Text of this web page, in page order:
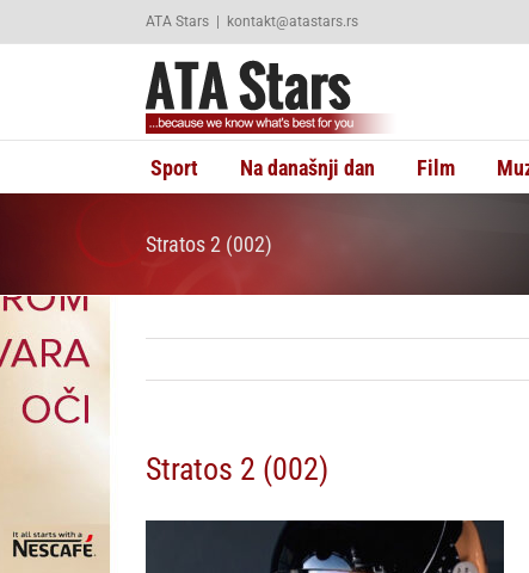
ATA Stars | kontakt@atastars.rs
Sport Na današnji dan Film
Stratos 2 (002)
Stratos 2 (002)